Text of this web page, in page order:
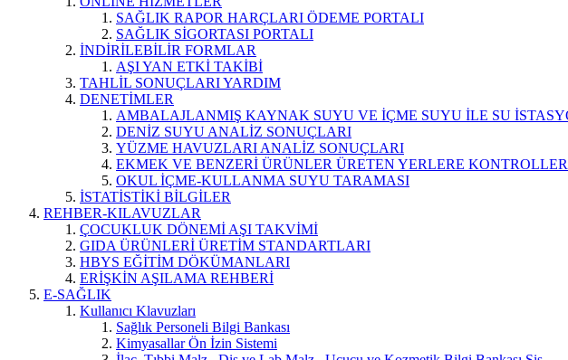
SAĞLIK RAPOR HARÇLARI ÖDEME PORTALI
SAĞLIK SİGORTASI PORTALI
İNDİRİLEBİLİR FORMLAR
AŞI YAN ETKİ TAKİBİ
TAHLİL SONUÇLARI YARDIM
DENETİMLER
AMBALAJLANMIŞ KAYNAK SUYU VE İÇME SUYU İLE SU
DENİZ SUYU ANALİZ SONUÇLARI
YÜZME HAVUZLARI ANALİZ SONUÇLARI
EKMEK VE BENZERİ ÜRÜNLER ÜRETEN YERLERE KONTROLLER
OKUL İÇME-KULLANMA SUYU TARAMASI
İSTATİSTİKİ BİLGİLER
REHBER-KILAVUZLAR
ÇOCUKLUK DÖNEMİ AŞI TAKVİMİ
GIDA ÜRÜNLERİ ÜRETİM STANDARTLARI
HBYS EĞİTİM DÖKÜMANLARI
ERİŞKİN AŞILAMA REHBERİ
E-SAĞLIK
Kullanıcı Klavuzları
Sağlık Personeli Bilgi Bankası
Kimyasallar Ön İzin Sistemi